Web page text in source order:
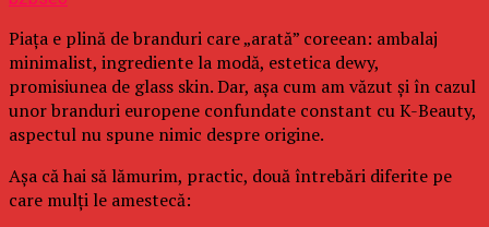
Piața e plină de branduri care „arată” coreean: ambalaj
minimalist, ingrediente la modă, estetica dewy,
promisiunea de glass skin. Dar, așa cum am văzut și în cazul
unor branduri europene confundate constant cu K-Beauty,
aspectul nu spune nimic despre origine.
Așa că hai să lămurim, practic, două întrebări diferite pe
care mulți le amestecă: